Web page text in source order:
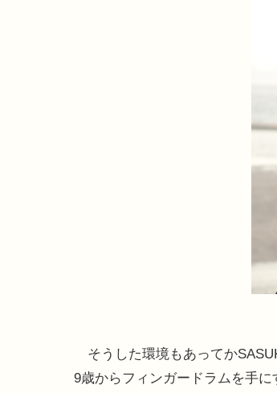
そうした環境もあってか
9歳からフィンガードラムを手